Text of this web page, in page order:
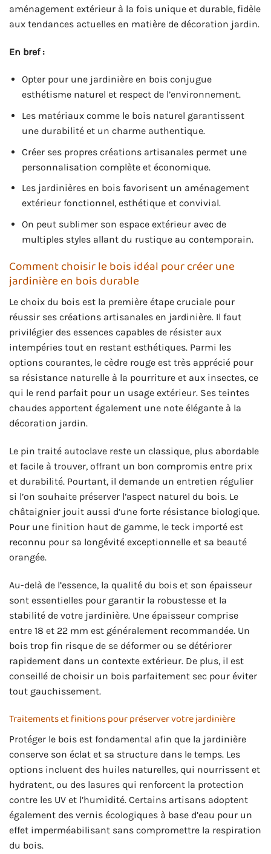
aménagement extérieur à la fois unique et durable, fidèle
aux tendances actuelles en matière de décoration jardin.
En bref :
Opter pour une jardinière en bois conjugue
esthétisme naturel et respect de l’environnement.
Les matériaux comme le bois naturel garantissent
une durabilité et un charme authentique.
Créer ses propres créations artisanales permet une
personnalisation complète et économique.
Les jardinières en bois favorisent un aménagement
extérieur fonctionnel, esthétique et convivial.
On peut sublimer son espace extérieur avec de
multiples styles allant du rustique au contemporain.
Comment choisir le bois idéal pour créer une
jardinière en bois durable
Le choix du bois est la première étape cruciale pour
réussir ses créations artisanales en jardinière. Il faut
privilégier des essences capables de résister aux
intempéries tout en restant esthétiques. Parmi les
options courantes, le cèdre rouge est très apprécié pour
sa résistance naturelle à la pourriture et aux insectes, ce
qui le rend parfait pour un usage extérieur. Ses teintes
chaudes apportent également une note élégante à la
décoration jardin.
Le pin traité autoclave reste un classique, plus abordable
et facile à trouver, offrant un bon compromis entre prix
et durabilité. Pourtant, il demande un entretien régulier
si l’on souhaite préserver l’aspect naturel du bois. Le
châtaignier jouit aussi d’une forte résistance biologique.
Pour une finition haut de gamme, le teck importé est
reconnu pour sa longévité exceptionnelle et sa beauté
orangée.
Au-delà de l’essence, la qualité du bois et son épaisseur
sont essentielles pour garantir la robustesse et la
stabilité de votre jardinière. Une épaisseur comprise
entre 18 et 22 mm est généralement recommandée. Un
bois trop fin risque de se déformer ou se détériorer
rapidement dans un contexte extérieur. De plus, il est
conseillé de choisir un bois parfaitement sec pour éviter
tout gauchissement.
Traitements et finitions pour préserver votre jardinière
Protéger le bois est fondamental afin que la jardinière
conserve son éclat et sa structure dans le temps. Les
options incluent des huiles naturelles, qui nourrissent et
hydratent, ou des lasures qui renforcent la protection
contre les UV et l’humidité. Certains artisans adoptent
également des vernis écologiques à base d’eau pour un
effet imperméabilisant sans compromettre la respiration
du bois.